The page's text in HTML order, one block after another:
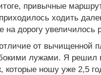
привычные
ходить
на дорогу увеличилось
от вычищенной
лужами. Я решил
которые ношу уже 2,5